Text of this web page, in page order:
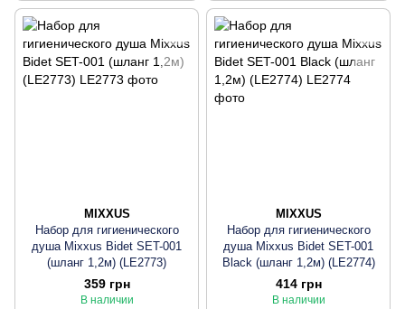
MIXXUS
Набор для гигиенического
душа Mixxus Bidet SET-001
(шланг 1,2м) (LE2773)
359 грн
В наличии
MIXXUS
Набор для гигиенического
душа Mixxus Bidet SET-001
Black (шланг 1,2м) (LE2774)
414 грн
В наличии